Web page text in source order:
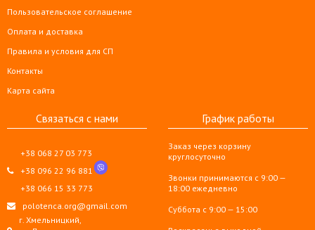
Пользовательское соглашение
Оплата и доставка
Правила и условия для СП
Контакты
Карта сайта
Связаться с нами
+38 068 27 03 773
+38 096 22 96 881
+38 066 15 33 773
polotenca.org@gmail.com
г. Хмельницкий,
График работы
Заказ через корзину
круглосуточно
Звонки принимаются с 9:00 —
18:00 ежедневно
Суббота с 9:00 — 15:00